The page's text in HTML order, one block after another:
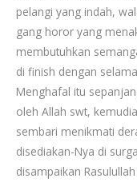
pelangi yang indah,
gang horor yang
membutuhkan
di finish dengan
Menghafal itu
oleh Allah swt,
sembari menikmati
disediakan-Nya di
disampaikan